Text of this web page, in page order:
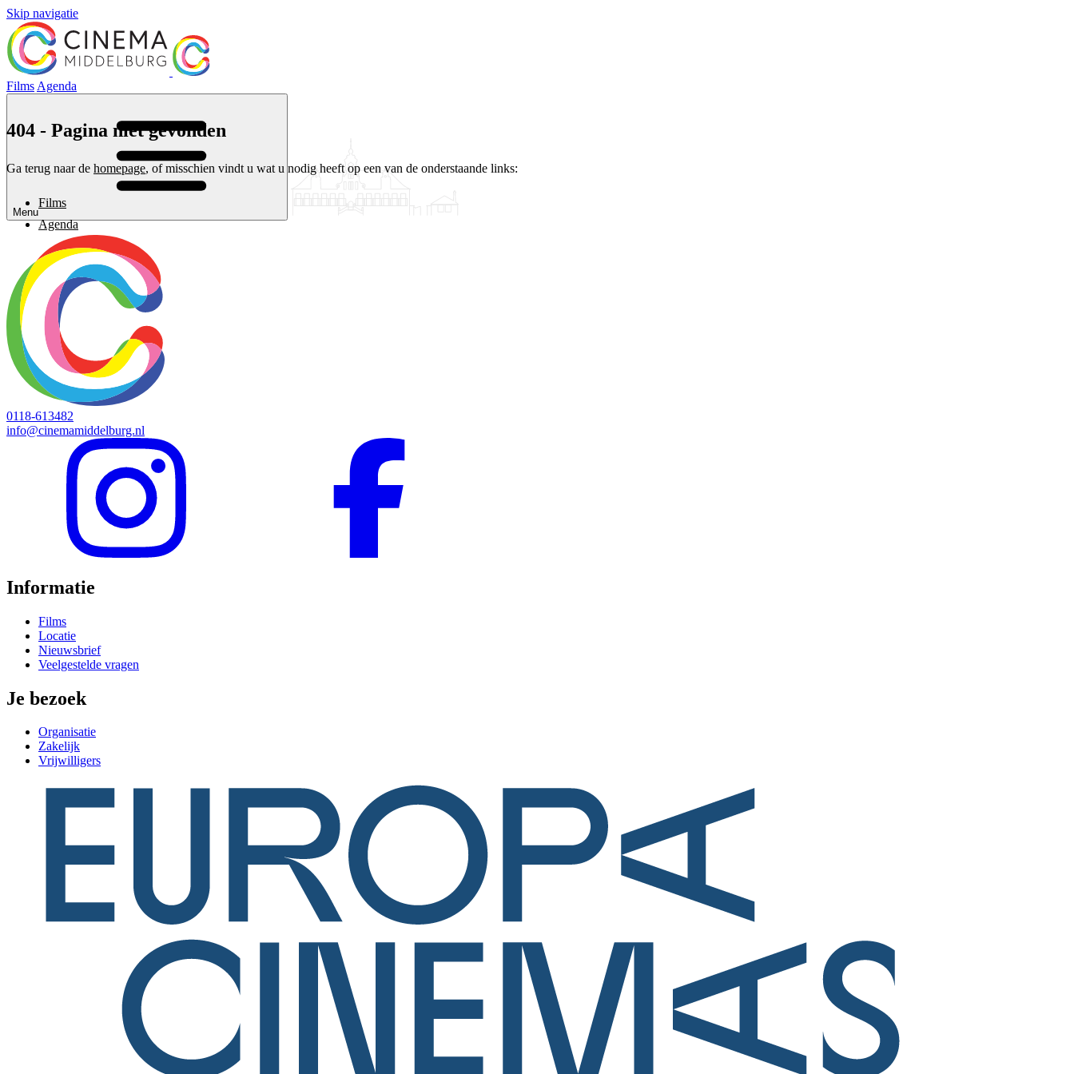
Skip navigatie
Films Agenda
Menu
404 - Pagina niet gevonden
Ga terug naar de homepage, of misschien vindt u wat u nodig heeft op een van de onderstaande links:
Films
Agenda
0118-613482
info@cinemamiddelburg.nl
Informatie
Films
Locatie
Nieuwsbrief
Veelgestelde vragen
Je bezoek
Organisatie
Zakelijk
Vrijwilligers